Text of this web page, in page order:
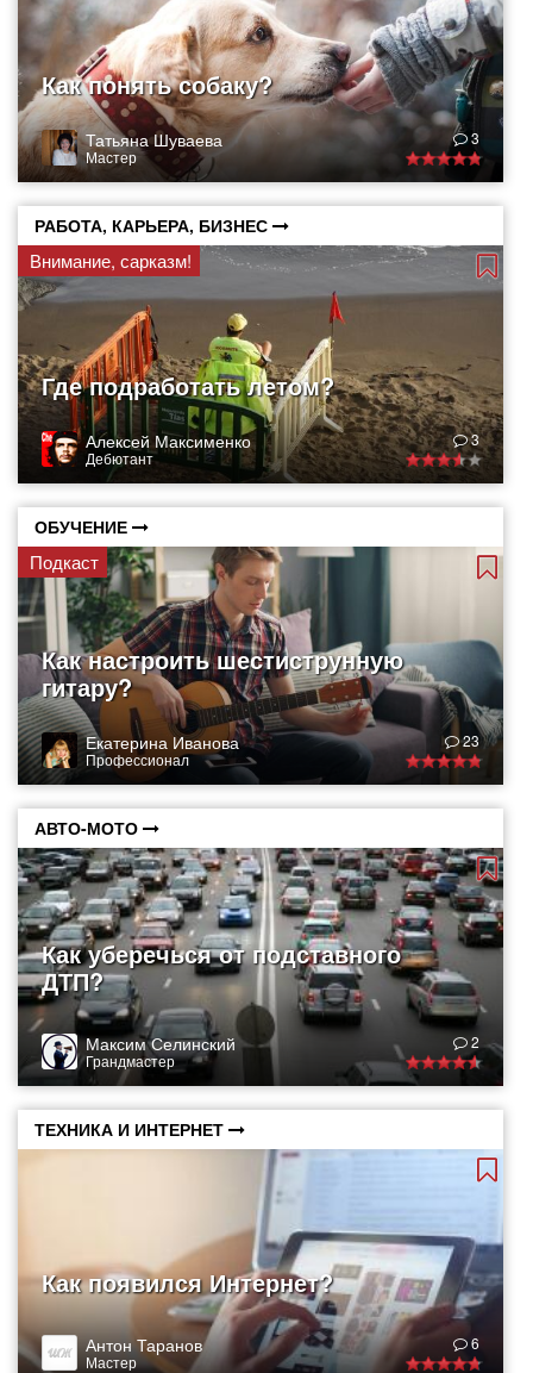
Как понять собаку?
Татьяна Шуваева
Мастер
3
РАБОТА, КАРЬЕРА, БИЗНЕС
Внимание, сарказм!
Где подработать летом?
Алексей Максименко
Дебютант
3
ОБУЧЕНИЕ
Подкаст
Как настроить шестиструнную
гитару?
Екатерина Иванова
Профессионал
23
АВТО-МОТО
Как уберечься от подставного
ДТП?
Максим Селинский
Грандмастер
2
ТЕХНИКА И ИНТЕРНЕТ
Как появился Интернет?
Антон Таранов
Мастер
6